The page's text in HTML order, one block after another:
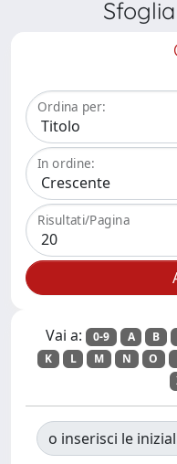
Ordina per:
In ordine:
Risultati/Pagina
Vai a: 0-9 A B
K
L M N O
o inserisci le